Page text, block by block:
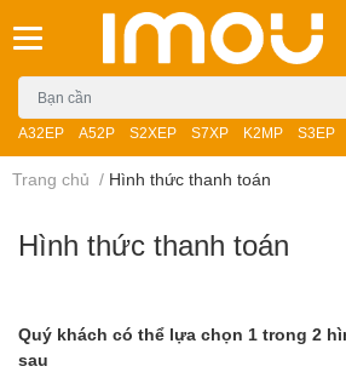
A32EP A52P S2XEP S7XP K2MP S3EP
Trang chủ / Hình thức thanh toán
Hình thức thanh toán
Quý khách có thể lựa chọn 1 trong 2
sau